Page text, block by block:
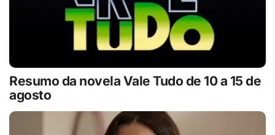
Resumo da novela Vale Tudo de 10 a 15 de
agosto